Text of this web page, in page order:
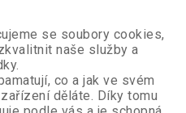
principů, nabízí tipy ke
látek a stolních desek
vylepšit při
Adobe Lightroom.
kompletně nové obrázky
návody, jak zajistit
se soubory cookies,
naše služby a
co a jak ve svém
děláte. Díky tomu